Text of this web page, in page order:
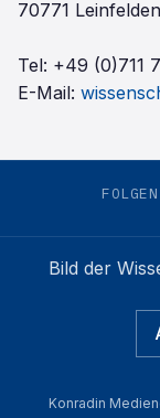
70771
Tel: +49 (0)711
E-Mail:
Bild der
Konradin